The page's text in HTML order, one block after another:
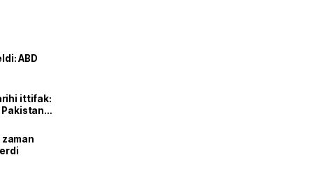
ABD
ittifak:
zaman